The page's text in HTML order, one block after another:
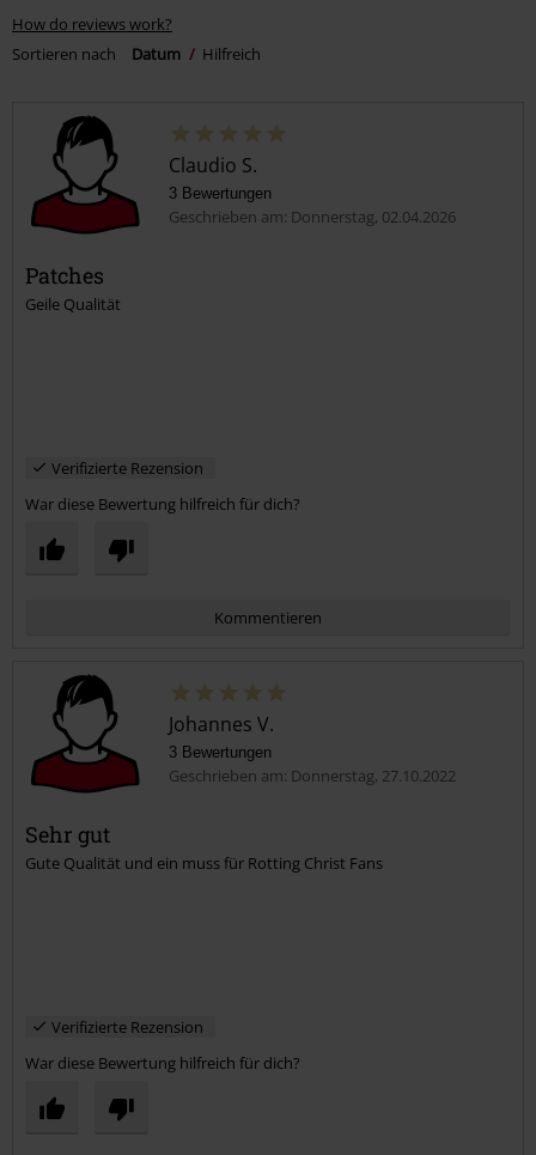
How do reviews work?
Sortieren nach
Datum Hilfreich
Claudio S.
3 Bewertungen
Geschrieben am: Donnerstag, 02.04.2026
Patches
Geile Qualität
Verifizierte Rezension
War diese Bewertung hilfreich für dich?
Kommentieren
Kommentar jetzt abschicken!
Johannes V.
3 Bewertungen
Geschrieben am: Donnerstag, 27.10.2022
Sehr gut
Gute Qualität und ein muss für Rotting Christ Fans
Verifizierte Rezension
War diese Bewertung hilfreich für dich?